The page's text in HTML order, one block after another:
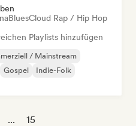
BluesCloud Rap / Hip Hop
Playlists hinzufügen
/ Mainstream
Gospel
Indie-Folk
... 15